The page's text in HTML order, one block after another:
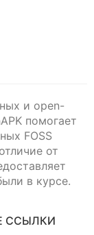
и open-
помогает
FOSS
от
в курсе.
ССЫЛКИ